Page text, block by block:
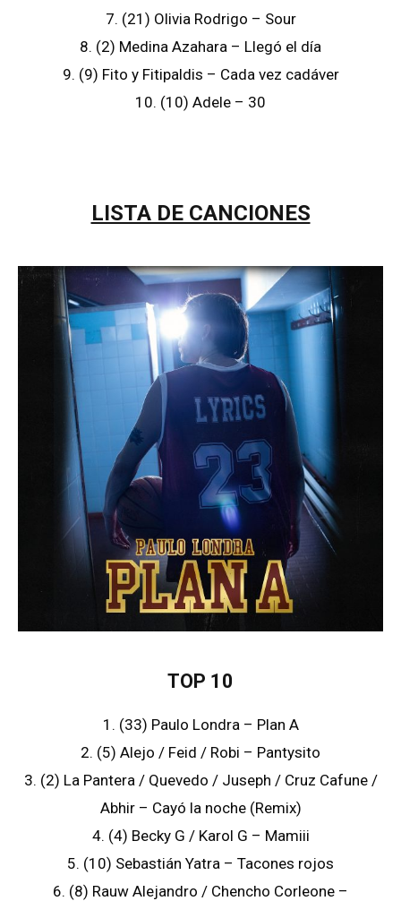
7. (21) Olivia Rodrigo – Sour
8. (2) Medina Azahara – Llegó el día
9. (9) Fito y Fitipaldis – Cada vez cadáver
10. (10) Adele – 30
LISTA DE CANCIONES
TOP 10
1. (33) Paulo Londra – Plan A
2. (5) Alejo / Feid / Robi – Pantysito
3. (2) La Pantera / Quevedo / Juseph / Cruz Cafune /
Abhir – Cayó la noche (Remix)
4. (4) Becky G / Karol G – Mamiii
5. (10) Sebastián Yatra – Tacones rojos
6. (8) Rauw Alejandro / Chencho Corleone –